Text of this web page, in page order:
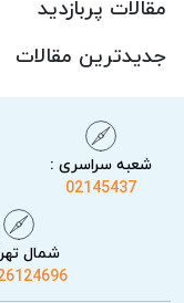
مقالات پربازدید
جدیدترین مقالات
شعبه سراسری :
02145437
شمال